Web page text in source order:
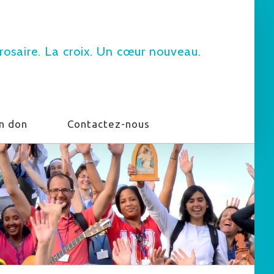
La croix. Un cœur nouveau.
don Contactez-nous